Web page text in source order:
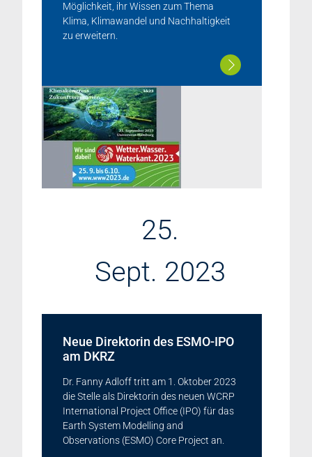
Möglichkeit, ihr Wissen zum Thema
Klima, Klimawandel und Nachhaltigkeit
zu erweitern.
25.
Sept. 2023
Neue Direktorin des ESMO-IPO
am DKRZ
Dr. Fanny Adloff tritt am 1. Oktober 2023
die Stelle als Direktorin des neuen WCRP
International Project Office (IPO) für das
Earth System Modelling and
Observations (ESMO) Core Project an.